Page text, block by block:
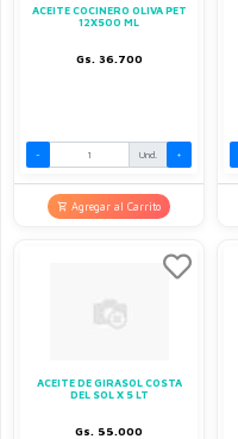
ACEITE COCINERO OLIVA PET
12X500 ML
Gs. 36.700
- Und. +
Agregar al Carrito
ACEITE DE GIRASOL COSTA
DEL SOL X 5 LT
Gs. 55.000